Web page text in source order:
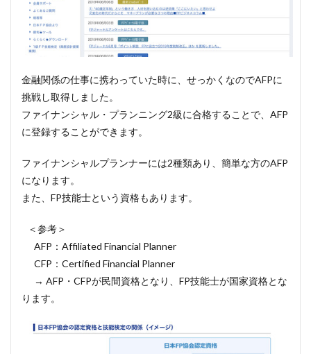
金融関係の仕事に携わっていた時に、せっかくなのでAFPに
挑戦し取得しました。
ファイナンシャル・プランニング2級に合格することで、AFP
に登録することができます。
ファイナンシャルプランナーには2種類あり、簡単な方のAFP
になります。
また、FP技能士という資格もあります。
＜参考＞
AFP：Affiliated Financial Planner
CFP：Certified Financial Planner
→ AFP・CFPが民間資格となり、FP技能士が国家資格とな
ります。